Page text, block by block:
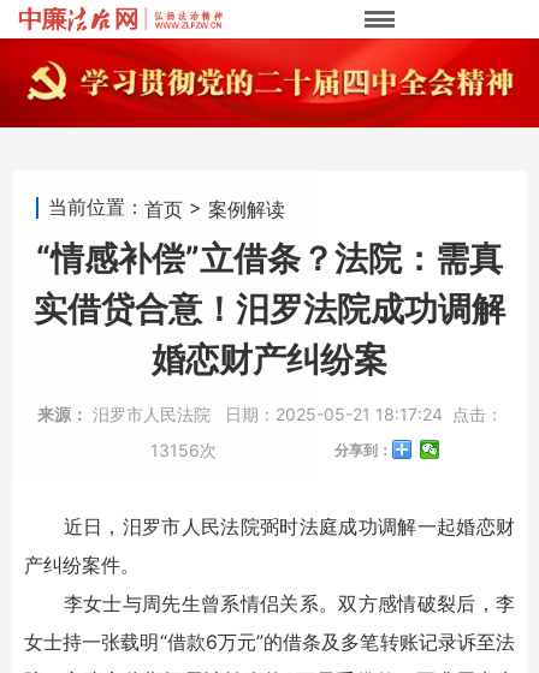
当前位置： 首页 > 案例解读
“情感补偿”立借条？法院：需真
实借贷合意！汨罗法院成功调解
婚恋财产纠纷案
来源： 汨罗市人民法院 日期： 2025-05-21 18:17:24
点击：
13156次
分享到：
近日，汨罗市人民法院弼时法庭成功调解一起婚恋财
产纠纷案件。
李女士与周先生曾系情侣关系。双方感情破裂后，李
女士持一张载明“借款6万元”的借条及多笔转账记录诉至法